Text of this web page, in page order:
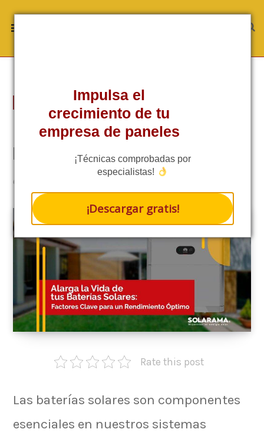
Impulsa el
crecimiento de tu
empresa de paneles
¡Técnicas comprobadas por
especialistas!
¡Descargar gratis!
Baterías Solares Factores Clave
para Maximizar la Vida Útil
6 MINS READ RATE THIS POST
Rate this post
Las baterías solares son componentes
esenciales en nuestros sistemas